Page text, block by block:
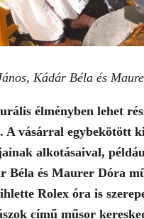
Kádár Béla és
élményben lehet
vásárral egybekötött
alkotásaival,
Béla és Maurer Dóra
Rolex óra is
című műsor